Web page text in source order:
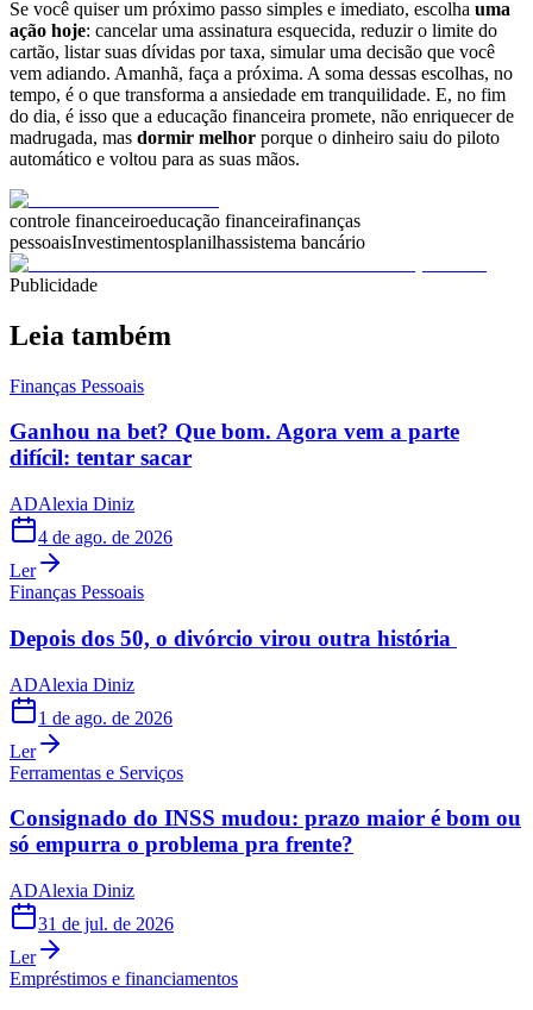
Se você quiser um próximo passo simples e imediato, escolha uma
ação hoje: cancelar uma assinatura esquecida, reduzir o limite do
cartão, listar suas dívidas por taxa, simular uma decisão que você
vem adiando. Amanhã, faça a próxima. A soma dessas escolhas, no
tempo, é o que transforma a ansiedade em tranquilidade. E, no fim
do dia, é isso que a educação financeira promete, não enriquecer de
madrugada, mas dormir melhor porque o dinheiro saiu do piloto
automático e voltou para as suas mãos.
controle financeiroeducação financeirafinanças
pessoaisInvestimentosplanilhassistema bancário
Publicidade
Leia também
Finanças Pessoais
Ganhou na bet? Que bom. Agora vem a parte
difícil: tentar sacar
ADAlexia Diniz
4 de ago. de 2026
Ler
Finanças Pessoais
Depois dos 50, o divórcio virou outra história
ADAlexia Diniz
1 de ago. de 2026
Ler
Ferramentas e Serviços
Consignado do INSS mudou: prazo maior é bom ou
só empurra o problema pra frente?
ADAlexia Diniz
31 de jul. de 2026
Ler
Empréstimos e financiamentos